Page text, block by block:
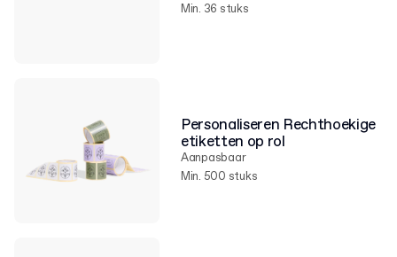
Min. 36 stuks
Personaliseren Rechthoekige
etiketten op rol
Aanpasbaar
Min. 500 stuks